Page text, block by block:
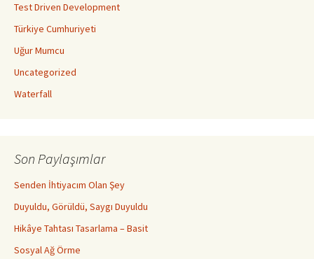
Test Driven Development
Türkiye Cumhuriyeti
Uğur Mumcu
Uncategorized
Waterfall
Son Paylaşımlar
Senden İhtiyacım Olan Şey
Duyuldu, Görüldü, Saygı Duyuldu
Hikâye Tahtası Tasarlama – Basit
Sosyal Ağ Örme